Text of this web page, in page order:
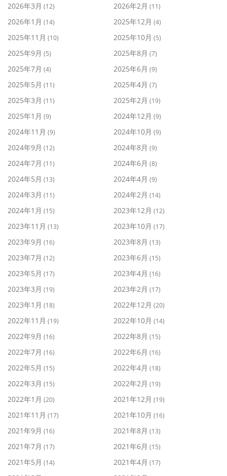
2026年3月 (12) 2026年2月 (11)
2026年1月 (14) 2025年12月 (4)
2025年11月 (10) 2025年10月 (5)
2025年9月 (5) 2025年8月 (7)
2025年7月 (4) 2025年6月 (9)
2025年5月 (11) 2025年4月 (7)
2025年3月 (11) 2025年2月 (19)
2025年1月 (9) 2024年12月 (9)
2024年11月 (9) 2024年10月 (9)
2024年9月 (12) 2024年8月 (9)
2024年7月 (11) 2024年6月 (8)
2024年5月 (13) 2024年4月 (9)
2024年3月 (11) 2024年2月 (14)
2024年1月 (15) 2023年12月 (12)
2023年11月 (13) 2023年10月 (17)
2023年9月 (16) 2023年8月 (13)
2023年7月 (12) 2023年6月 (15)
2023年5月 (17) 2023年4月 (16)
2023年3月 (19) 2023年2月 (17)
2023年1月 (18) 2022年12月 (20)
2022年11月 (19) 2022年10月 (14)
2022年9月 (16) 2022年8月 (15)
2022年7月 (16) 2022年6月 (16)
2022年5月 (15) 2022年4月 (18)
2022年3月 (15) 2022年2月 (19)
2022年1月 (20) 2021年12月 (19)
2021年11月 (17) 2021年10月 (16)
2021年9月 (16) 2021年8月 (13)
2021年7月 (17) 2021年6月 (15)
2021年5月 (14) 2021年4月 (17)